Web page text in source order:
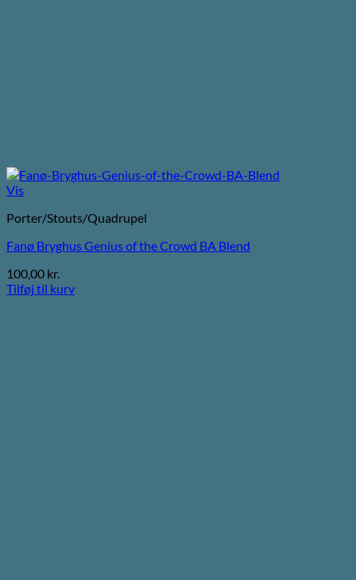
Vis
Porter/Stouts/Quadrupel
Fanø Bryghus Genius of the Crowd BA Blend
100,00 kr.
Tilføj til kurv